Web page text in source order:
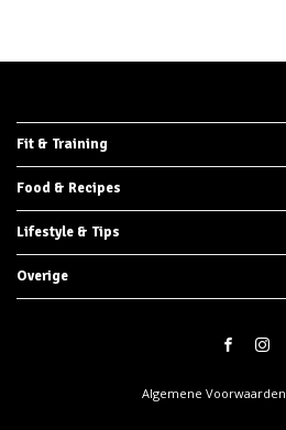
Fit & Training
Food & Recipes
Lifestyle & Tips
Overige
Algemene Voorwaarden